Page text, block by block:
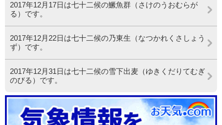
2017年12月17日は七十二候の鱖魚群（さけのうおむらが
る）です。
2017年12月22日は七十二候の乃東生（なつかれくさしょう
ず）です。
2017年12月31日は七十二候の雪下出麦（ゆきくだりてむぎ
のびる）です。